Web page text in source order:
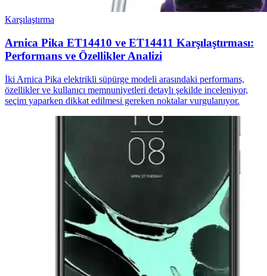
Karşılaştırma
Arnica Pika ET14410 ve ET14411 Karşılaştırması:
Performans ve Özellikler Analizi
İki Arnica Pika elektrikli süpürge modeli arasındaki performans,
özellikler ve kullanıcı memnuniyetleri detaylı şekilde inceleniyor,
seçim yaparken dikkat edilmesi gereken noktalar vurgulanıyor.